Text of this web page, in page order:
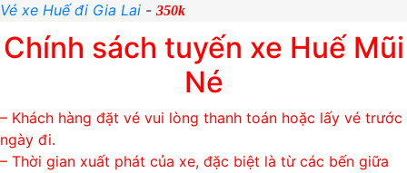
Vé xe Huế đi Gia Lai - 350k
Chính sách tuyến xe Huế Mũi
Né
– Khách hàng đặt vé vui lòng thanh toán hoặc lấy vé trước
ngày đi.
– Thời gian xuất phát của xe, đặc biệt là từ các bến giữa